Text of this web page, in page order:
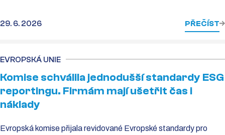
29. 6. 2026 PŘEČÍST
EVROPSKÁ UNIE
Komise schválila jednodušší standardy ESG
reportingu. Firmám mají ušetřit čas i
náklady
Evropská komise přijala revidované Evropské standardy pro